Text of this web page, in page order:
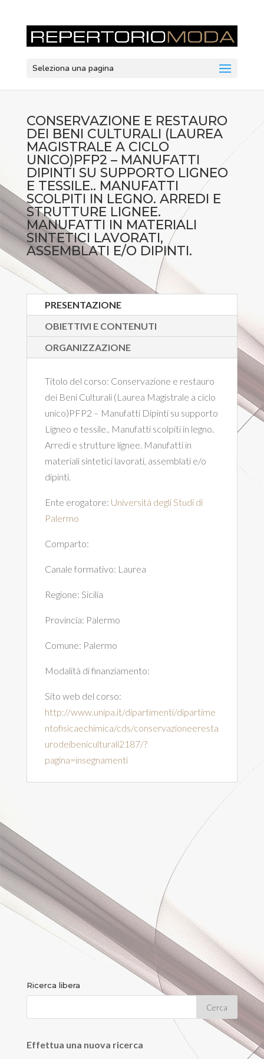
Seleziona una pagina
CONSERVAZIONE E RESTAURO
DEI BENI CULTURALI (LAUREA
MAGISTRALE A CICLO
UNICO)PFP2 – MANUFATTI
DIPINTI SU SUPPORTO LIGNEO
E TESSILE.. MANUFATTI
SCOLPITI IN LEGNO. ARREDI E
STRUTTURE LIGNEE.
MANUFATTI IN MATERIALI
SINTETICI LAVORATI,
ASSEMBLATI E/O DIPINTI.
PRESENTAZIONE
OBIETTIVI E CONTENUTI
ORGANIZZAZIONE
Titolo del corso: Conservazione e restauro
dei Beni Culturali (Laurea Magistrale a ciclo
unico)PFP2 – Manufatti Dipinti su supporto
Ligneo e tessile.. Manufatti scolpiti in legno.
Arredi e strutture lignee. Manufatti in
materiali sintetici lavorati, assemblati e/o
dipinti.
Ente erogatore: Università degli Studi di
Palermo
Comparto:
Canale formativo: Laurea
Regione: Sicilia
Provincia: Palermo
Comune: Palermo
Modalità di finanziamento:
Sito web del corso:
http://www.unipa.it/dipartimenti/dipartime
ntofisicaechimica/cds/conservazioneeresta
urodeibeniculturali2187/?
pagina=insegnamenti
Ricerca libera
Effettua una nuova ricerca